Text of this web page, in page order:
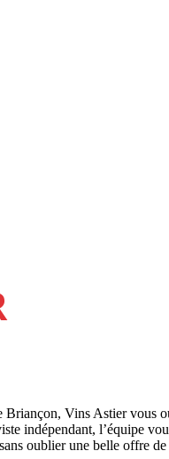
Vins Astier vous
indépendant, l’équipe
oublier une belle offre